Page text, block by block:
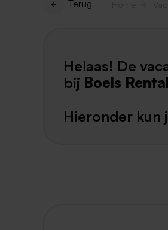
Terug
Helaas! De
bij Boels Rental
Hieronder kun